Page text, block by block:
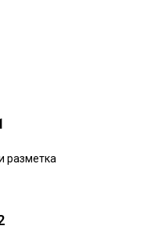
разметка